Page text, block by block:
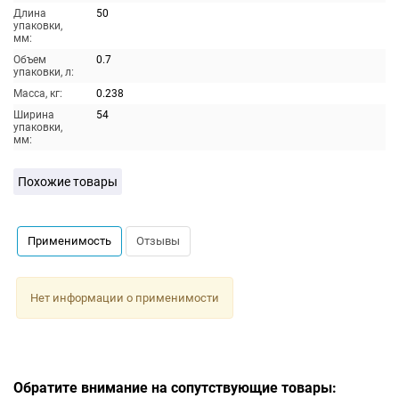
Длина
упаковки,
мм:
50
Объем
упаковки, л:
0.7
Масса, кг:
0.238
Ширина
упаковки,
мм:
54
Похожие товары
Применимость Отзывы
Нет информации о применимости
Обратите внимание на сопутствующие товары: